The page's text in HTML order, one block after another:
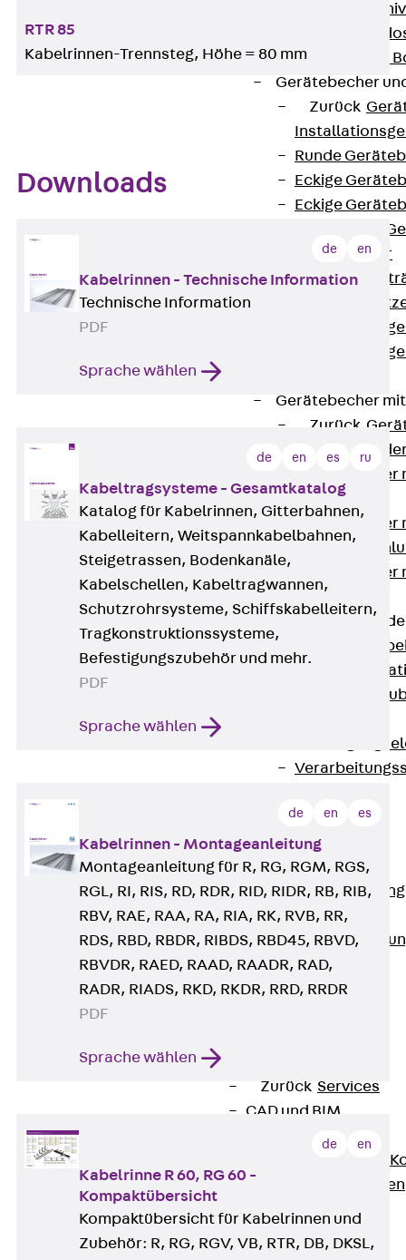
Zubehör für
Nivellierbare
Gerätebecher
Zurück
Runde
Eckige
Eckige
Zubehör für
Geräteträger
Gerätebecher
Zurück
Gerätebecher
Anschluss
Gerätebecher
GST18-
Gerätebecher
Anschluss
Zubehör für
Optionales
Wireless Charging
SystemPLUS
Anwendungsgebiete
Zurück
Industrieanlagen
Bodengeführte
Rechenzentrum
Tunnel
Zurück Services
CAD und BIM
Beratung, Planung,
Individuelle Lösungen
Referenzen
RTR 85
Kabelrinnen-Trennsteg, Höhe = 80 mm
Downloads
de en
Kabelrinnen - Technische Information
Technische Information
PDF
Sprache wählen
de en es ru
Kabeltragsysteme - Gesamtkatalog
Katalog für Kabelrinnen, Gitterbahnen,
Kabelleitern, Weitspannkabelbahnen,
Steigetrassen, Bodenkanäle,
Kabelschellen, Kabeltragwannen,
Schutzrohrsysteme, Schiffskabelleitern,
Tragkonstruktionssysteme,
Befestigungszubehör und mehr.
PDF
Sprache wählen
de en es
Kabelrinnen - Montageanleitung
Montageanleitung für R, RG, RGM, RGS,
RGL, RI, RIS, RD, RDR, RID, RIDR, RB, RIB,
RBV, RAE, RAA, RA, RIA, RK, RVB, RR,
RDS, RBD, RBDR, RIBDS, RBD45, RBVD,
RBVDR, RAED, RAAD, RAADR, RAD,
RADR, RIADS, RKD, RKDR, RRD, RRDR
PDF
Sprache wählen
de en
Kabelrinne R 60, RG 60 -
Kompaktübersicht
Kompaktübersicht für Kabelrinnen und
Zubehör: R, RG, RGV, VB, RTR, DB, DKSL,